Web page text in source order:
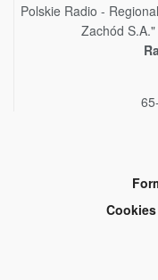
Polskie Radio -
Zachód